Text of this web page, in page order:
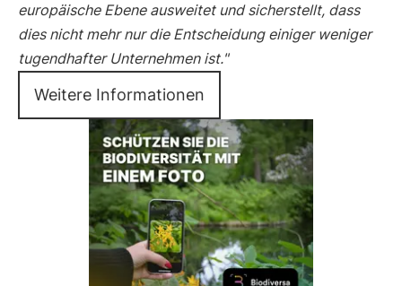
europäische Ebene ausweitet und sicherstellt, dass
dies nicht mehr nur die Entscheidung einiger weniger
tugendhafter Unternehmen ist."
Weitere Informationen